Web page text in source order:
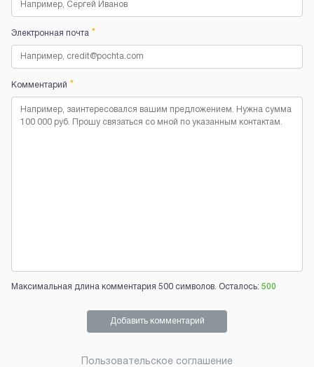
Электронная почта *
Комментарий *
Максимальная длина комментария 500 символов. Осталось: 500
Добавить комментарий
Пользовательское соглашение